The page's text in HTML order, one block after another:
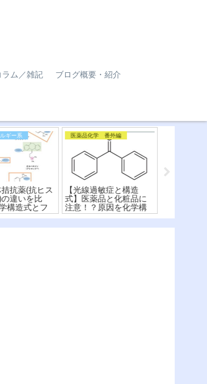
ム／雑記 ブログ概要・紹介
番外編
症と構造
と化粧品に
因を化学構
説！
医薬品化学 番外編
【P糖タンパク質(P–gp)
の基質と阻害薬】化学
構造式から相互作用を
比較！